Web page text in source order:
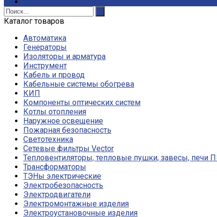
Каталог товаров
Автоматика
Генераторы
Изоляторы и арматура
Инструмент
Кабель и провод
Кабельные системы обогрева
КИП
Компоненты оптических систем
Котлы отопления
Наружное освещение
Пожарная безопасность
Светотехника
Сетевые фильтры Vector
Тепловентиляторы, тепловые пушки, завесы, печи
Трансформаторы
ТЭНы электрические
Электробезопасность
Электродвигатели
Электромонтажные изделия
Электроустановочные изделия